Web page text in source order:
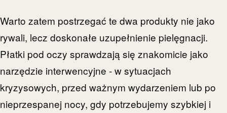
Warto zatem postrzegać te dwa produkty nie jako
rywali, lecz doskonałe uzupełnienie pielęgnacji.
Płatki pod oczy sprawdzają się znakomicie jako
narzędzie interwencyjne - w sytuacjach
kryzysowych, przed ważnym wydarzeniem lub po
nieprzespanej nocy, gdy potrzebujemy szybkiej i